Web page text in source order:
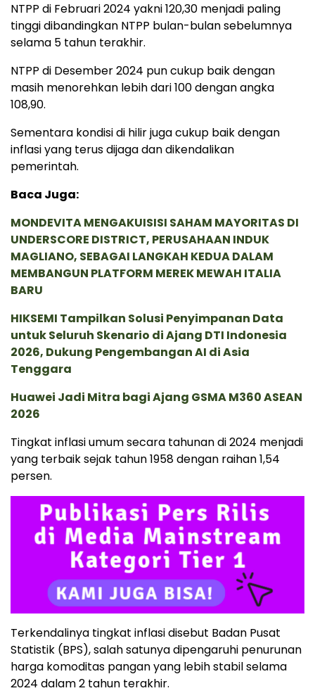
NTPP di Februari 2024 yakni 120,30 menjadi paling
tinggi dibandingkan NTPP bulan-bulan sebelumnya
selama 5 tahun terakhir.
NTPP di Desember 2024 pun cukup baik dengan
masih menorehkan lebih dari 100 dengan angka
108,90.
Sementara kondisi di hilir juga cukup baik dengan
inflasi yang terus dijaga dan dikendalikan
pemerintah.
Baca Juga:
MONDEVITA MENGAKUISISI SAHAM MAYORITAS DI
UNDERSCORE DISTRICT, PERUSAHAAN INDUK
MAGLIANO, SEBAGAI LANGKAH KEDUA DALAM
MEMBANGUN PLATFORM MEREK MEWAH ITALIA
BARU
HIKSEMI Tampilkan Solusi Penyimpanan Data
untuk Seluruh Skenario di Ajang DTI Indonesia
2026, Dukung Pengembangan AI di Asia
Tenggara
Huawei Jadi Mitra bagi Ajang GSMA M360 ASEAN
2026
Tingkat inflasi umum secara tahunan di 2024 menjadi
yang terbaik sejak tahun 1958 dengan raihan 1,54
persen.
Terkendalinya tingkat inflasi disebut Badan Pusat
Statistik (BPS), salah satunya dipengaruhi penurunan
harga komoditas pangan yang lebih stabil selama
2024 dalam 2 tahun terakhir.